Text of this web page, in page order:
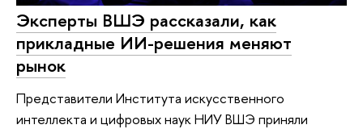
Эксперты ВШЭ рассказали, как
прикладные ИИ-решения меняют
рынок
Представители Института искусственного
интеллекта и цифровых наук НИУ ВШЭ приняли